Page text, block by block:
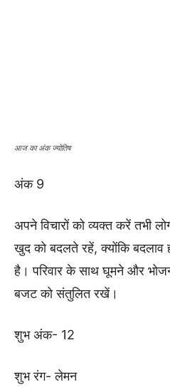
आज का अंक ज्योतिष
अंक 9
अपने विचारों को व्यक्त करें तभी
खुद को बदलते रहें, क्योंकि बदलाव
है। परिवार के साथ घूमने और
बजट को संतुलित रखें।
शुभ अंक- 12
शुभ रंग- लेमन